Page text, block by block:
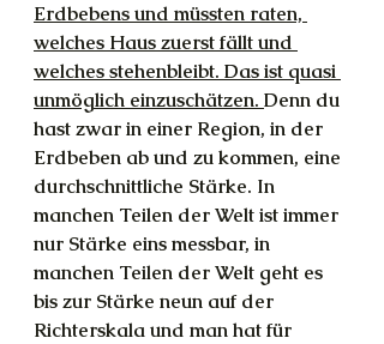
Erdbebens und müssten raten,
welches Haus zuerst fällt und
welches stehenbleibt. Das ist quasi
unmöglich einzuschätzen. Denn du
hast zwar in einer Region, in der
Erdbeben ab und zu kommen, eine
durchschnittliche Stärke. In
manchen Teilen der Welt ist immer
nur Stärke eins messbar, in
manchen Teilen der Welt geht es
bis zur Stärke neun auf der
Richterskala und man hat für